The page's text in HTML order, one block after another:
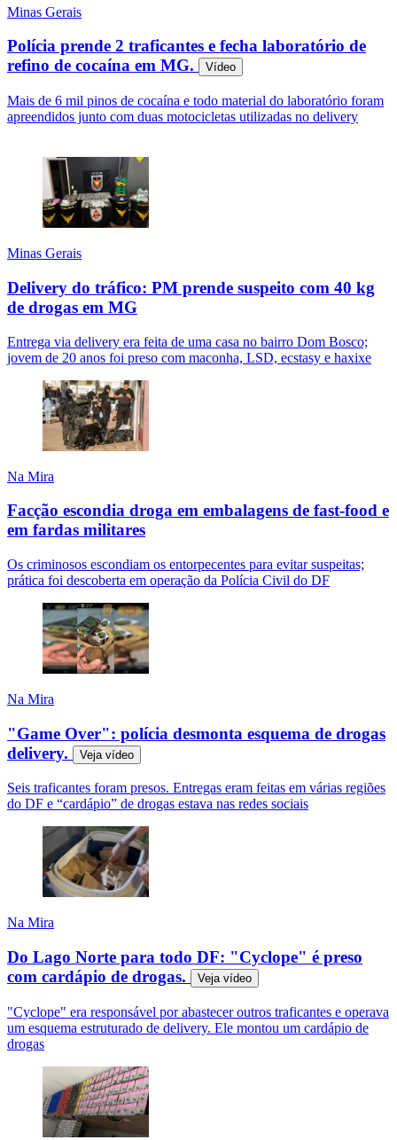
Minas Gerais
Polícia prende 2 traficantes e fecha laboratório de
refino de cocaína em MG.
Vídeo
Mais de 6 mil pinos de cocaína e todo material do laboratório foram
apreendidos junto com duas motocicletas utilizadas no delivery
Minas Gerais
Delivery do tráfico: PM prende suspeito com 40 kg
de drogas em MG
Entrega via delivery era feita de uma casa no bairro Dom Bosco;
jovem de 20 anos foi preso com maconha, LSD, ecstasy e haxixe
Na Mira
Facção escondia droga em embalagens de fast-food e
em fardas militares
Os criminosos escondiam os entorpecentes para evitar suspeitas;
prática foi descoberta em operação da Polícia Civil do DF
Na Mira
"Game Over": polícia desmonta esquema de drogas
delivery.
Veja vídeo
Seis traficantes foram presos. Entregas eram feitas em várias regiões
do DF e “cardápio” de drogas estava nas redes sociais
Na Mira
Do Lago Norte para todo DF: "Cyclope" é preso
com cardápio de drogas.
Veja vídeo
"Cyclope" era responsável por abastecer outros traficantes e operava
um esquema estruturado de delivery. Ele montou um cardápio de
drogas